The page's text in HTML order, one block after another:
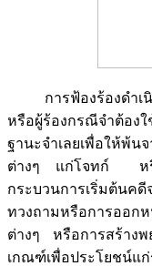
การฟ้องร้องดำเนิน
หรือผู้ร้องกรณีจำต้อง
ฐานะจำเลยเพื่อให้พ้น
ต่างๆ แก่โจทก์ หรื
กระบวนการเริ่มต้นคดี
ทวงถามหรือการออก
ต่างๆ หรือการสร้าง
เกณฑ์เพื่อประโยชน์